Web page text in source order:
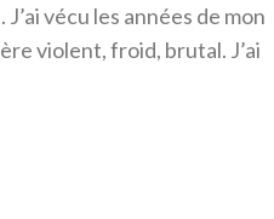
vécu les années de mon
violent, froid, brutal. J’ai